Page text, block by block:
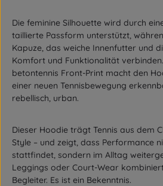
Die feminine Silhouette wird durch
taillierte Passform unterstützt,
Kapuze , das weiche Innenfutter und
Komfort und Funktionalität
betontennis Front-Print macht den
einer neuen Tennisbewegung
rebellisch, urban.
Dieser Hoodie trägt Tennis aus dem
Style – und zeigt, dass Performance
stattfindet, sondern im Alltag
Leggings oder Court-Wear
Begleiter. Es ist ein Bekenntnis.